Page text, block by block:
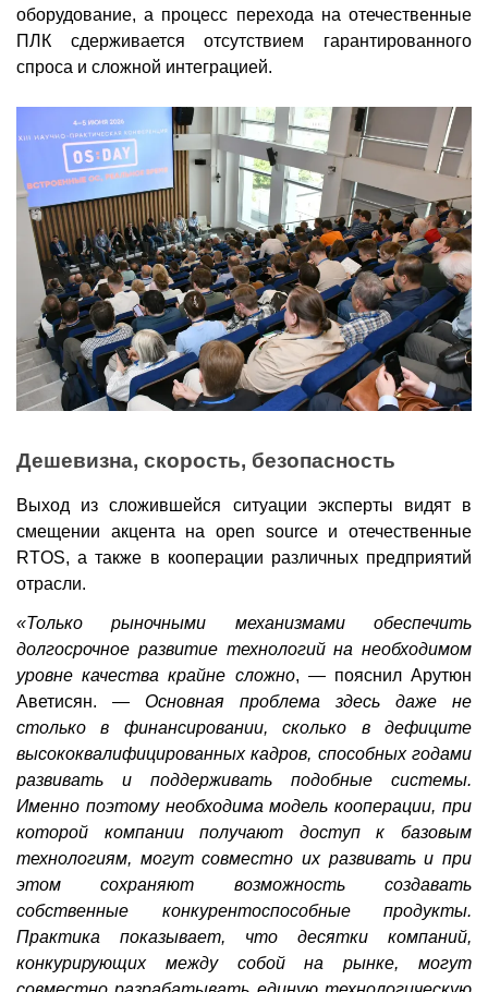
оборудование, а процесс перехода на отечественные
ПЛК сдерживается отсутствием гарантированного
спроса и сложной интеграцией.
Дешевизна, скорость, безопасность
Выход из сложившейся ситуации эксперты видят в
смещении акцента на open source и отечественные
RTOS, а также в кооперации различных предприятий
отрасли.
«Только рыночными механизмами обеспечить
долгосрочное развитие технологий на необходимом
уровне качества крайне сложно, — пояснил Арутюн
Аветисян. — Основная проблема здесь даже не
столько в финансировании, сколько в дефиците
высококвалифицированных кадров, способных годами
развивать и поддерживать подобные системы.
Именно поэтому необходима модель кооперации, при
которой компании получают доступ к базовым
технологиям, могут совместно их развивать и при
этом сохраняют возможность создавать
собственные конкурентоспособные продукты.
Практика показывает, что десятки компаний,
конкурирующих между собой на рынке, могут